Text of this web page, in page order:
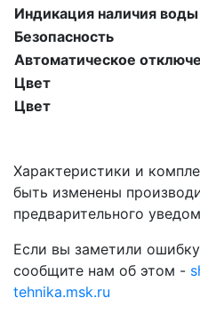
Индикация наличия воды
Безопасность
Автоматическое
Цвет
Цвет
Характеристики и
быть изменены
предварительного
Если вы заметили
сообщите нам об этом -
tehnika.msk.ru